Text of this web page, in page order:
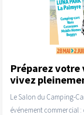
Préparez votre
vivez
Le Salon du Camping-
événement commercial